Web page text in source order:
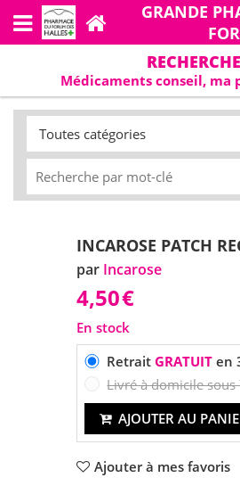
GRANDE
Médicaments conseil, ma
INCAROSE PATCH
par Incarose
4,50€
En stock
RetraitGRATUIT en
Livré à domicile sous
AJOUTER AU
Ajouter à mes favoris